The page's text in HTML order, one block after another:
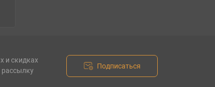
и скидках
рассылку
Подписаться